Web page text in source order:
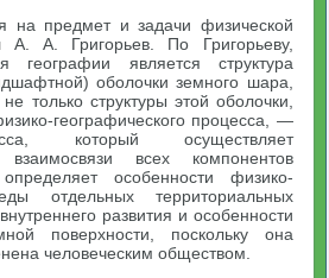
на предмет и задачи физической
А. А. Григорьев. По Григорьеву,
географии является структура
оболочки земного шара,
только структуры этой оболочки,
географического процесса, —
который осуществляет
всех компонентов
особенности физико-
отдельных территориальных
развития и особенности
поверхности, поскольку она
человеческим обществом.